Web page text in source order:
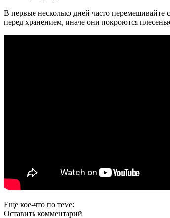
В первые несколько дней часто
перед хранением, иначе они покроются
Еще кое-что по теме:
Оставить комментарий